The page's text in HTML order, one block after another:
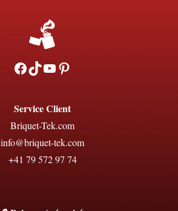
Facebook
TikTokYouTubePinterest
Service Client
Briquet-Tek.com
info@briquet-tek.com
+41 79 572 97 74